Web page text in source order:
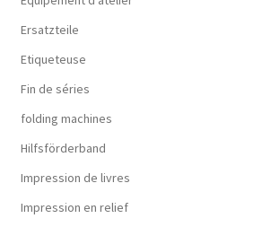
Ersatzteile
Etiqueteuse
Fin de séries
folding machines
Hilfsförderband
Impression de livres
Impression en relief